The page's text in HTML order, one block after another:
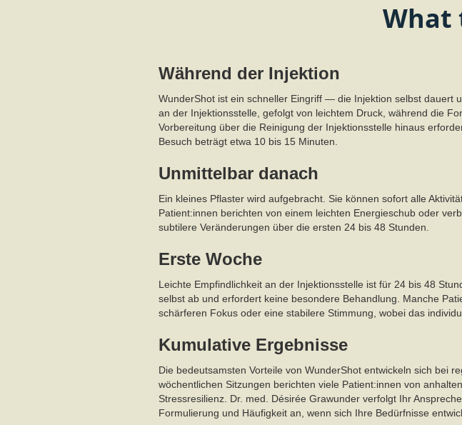
What
Während der Injektion
WunderShot ist ein schneller Eingriff — die Injektion selbst dauert
an der Injektionsstelle, gefolgt von leichtem Druck, während die
Vorbereitung über die Reinigung der Injektionsstelle hinaus
Besuch beträgt etwa 10 bis 15 Minuten.
Unmittelbar danach
Ein kleines Pflaster wird aufgebracht. Sie können sofort alle
Patient:innen berichten von einem leichten Energieschub oder
subtilere Veränderungen über die ersten 24 bis 48 Stunden.
Erste Woche
Leichte Empfindlichkeit an der Injektionsstelle ist für 24 bis 48
selbst ab und erfordert keine besondere Behandlung. Manche
schärferen Fokus oder eine stabilere Stimmung, wobei das
Kumulative Ergebnisse
Die bedeutsamsten Vorteile von WunderShot entwickeln sich bei
wöchentlichen Sitzungen berichten viele Patient:innen von
Stressresilienz. Dr. med. Désirée Grawunder verfolgt Ihr
Formulierung und Häufigkeit an, wenn sich Ihre Bedürfnisse